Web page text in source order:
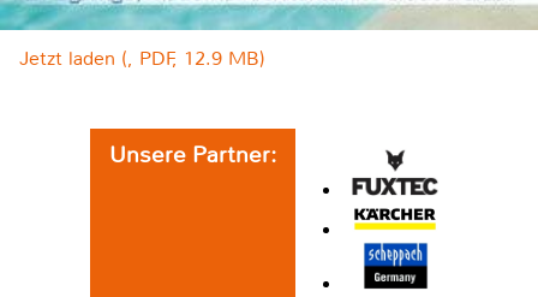
Jetzt laden (, PDF, 12.9 MB)
Unsere Partner: